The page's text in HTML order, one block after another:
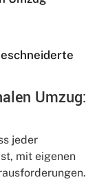
Umzug:
jeder
mit eigenen